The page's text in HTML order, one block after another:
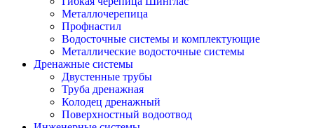
Металлочерепица
Профнастил
Водосточные системы и комплектующие
Металлические водосточные системы
Дренажные системы
Двустенные трубы
Труба дренажная
Колодец дренажный
Поверхностный водоотвод